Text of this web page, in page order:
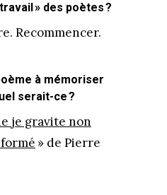
» des poètes ?
Recommencer.
à mémoriser
serait-ce ?
je gravite non
» de Pierre